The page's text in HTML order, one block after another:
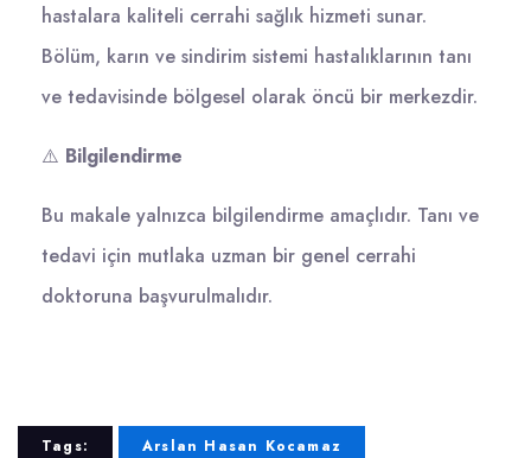
hastalara kaliteli cerrahi sağlık hizmeti sunar.
Bölüm, karın ve sindirim sistemi hastalıklarının tanı
ve tedavisinde bölgesel olarak öncü bir merkezdir.
⚠️ Bilgilendirme
Bu makale yalnızca bilgilendirme amaçlıdır. Tanı ve
tedavi için mutlaka uzman bir genel cerrahi
doktoruna başvurulmalıdır.
Tags:
Arslan Hasan Kocamaz